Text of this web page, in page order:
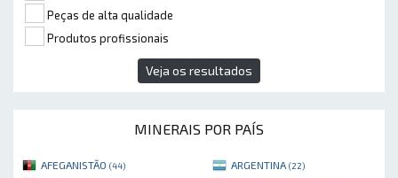
Peças de alta qualidade
Produtos profissionais
Veja os resultados
MINERAIS POR PAÍS
AFEGANISTÃO (44) ARGENTINA (22)